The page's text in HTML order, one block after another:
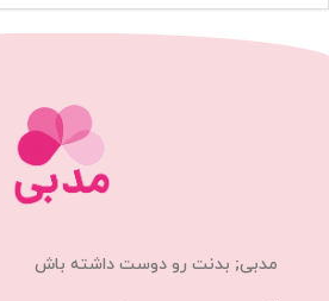
مدبی; بدنت رو دوست داشته باش